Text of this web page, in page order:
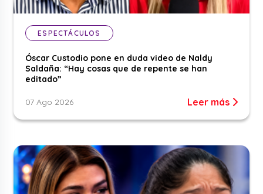
ESPECTÁCULOS
Óscar Custodio pone en duda video de Naldy
Saldaña: “Hay cosas que de repente se han
editado”
07 Ago 2026 Leer más